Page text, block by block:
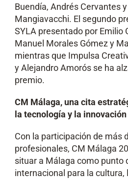
Buendía, Andrés Cervantes
Mangiavacchi. El segundo
SYLA presentado por Emilio
Manuel Morales Gómez y
mientras que Impulsa
y Alejandro Amorós se ha
premio.
CM Málaga, una cita
la tecnología y la innovación
Con la participación de más
profesionales, CM Málaga
situar a Málaga como punto
internacional para la cultura,